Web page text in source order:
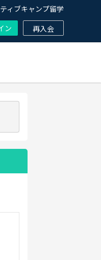
ィブキャンプ留学
ン 再入会